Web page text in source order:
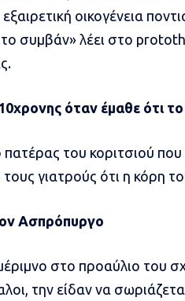
οικογένεια
συμβάν» λέει στο
όταν έμαθε ότι το
του κοριτσιού
γιατρούς ότι η κόρη
Ασπρόπυργο
στο προαύλιο του
την είδαν να